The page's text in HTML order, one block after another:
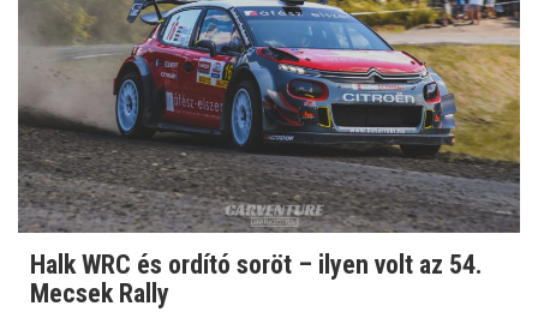
Halk WRC és ordító soröt – ilyen volt az 54.
Mecsek Rally